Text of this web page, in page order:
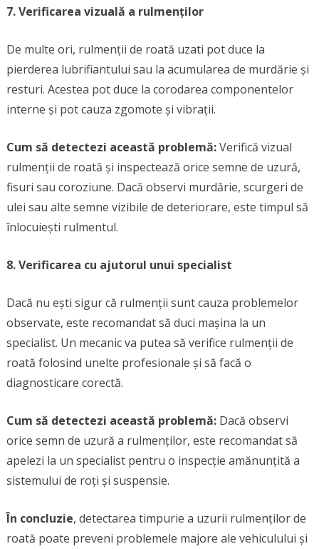
7. Verificarea vizuală a rulmenților
De multe ori, rulmenții de roată uzati pot duce la
pierderea lubrifiantului sau la acumularea de murdărie și
resturi. Acestea pot duce la corodarea componentelor
interne și pot cauza zgomote și vibrații.
Cum să detectezi această problemă:Verifică vizual
rulmenții de roată și inspectează orice semne de uzură,
fisuri sau coroziune. Dacă observi murdărie, scurgeri de
ulei sau alte semne vizibile de deteriorare, este timpul să
înlocuiești rulmentul.
8. Verificarea cu ajutorul unui specialist
Dacă nu ești sigur că rulmenții sunt cauza problemelor
observate, este recomandat să duci mașina la un
specialist. Un mecanic va putea să verifice rulmenții de
roată folosind unelte profesionale și să facă o
diagnosticare corectă.
Cum să detectezi această problemă:Dacă observi
orice semn de uzură a rulmenților, este recomandat să
apelezi la un specialist pentru o inspecție amănunțită a
sistemului de roți și suspensie.
În concluzie, detectarea timpurie a uzurii rulmenților de
roată poate preveni problemele majore ale vehiculului și